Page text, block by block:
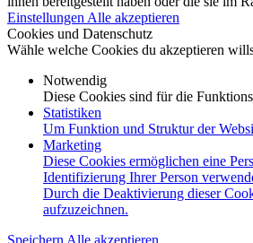
Einstellungen Alle akzeptieren
Cookies und Datenschutz
Wähle welche Cookies du akzeptieren
Notwendig
Diese Cookies sind für die
Statistiken
Um Funktion und Struktur der
Marketing
Diese Cookies ermöglichen eine
Identifizierung Ihrer Person
Durch die Deaktivierung dieser
aufzuzeichnen.